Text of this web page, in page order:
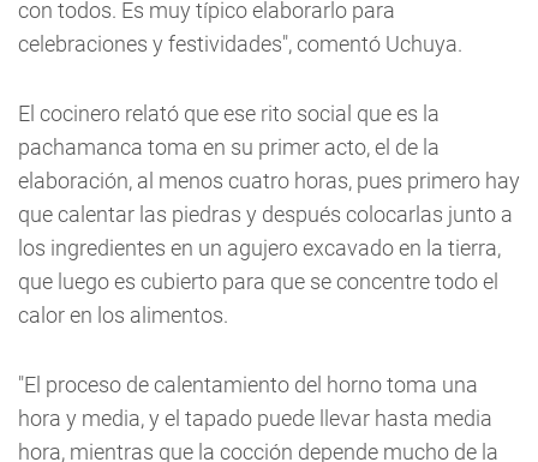
con todos. Es muy típico elaborarlo para
celebraciones y festividades", comentó Uchuya.
El cocinero relató que ese rito social que es la
pachamanca toma en su primer acto, el de la
elaboración, al menos cuatro horas, pues primero hay
que calentar las piedras y después colocarlas junto a
los ingredientes en un agujero excavado en la tierra,
que luego es cubierto para que se concentre todo el
calor en los alimentos.
"El proceso de calentamiento del horno toma una
hora y media, y el tapado puede llevar hasta media
hora, mientras que la cocción depende mucho de la